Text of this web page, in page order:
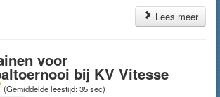
Lees meer
voor
bij KV Vitesse
(Gemiddelde leestijd: 35 sec)